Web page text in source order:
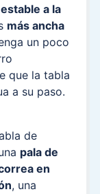
a la
más ancha
un poco
que la tabla
a su paso.
de
pala de
en
, una